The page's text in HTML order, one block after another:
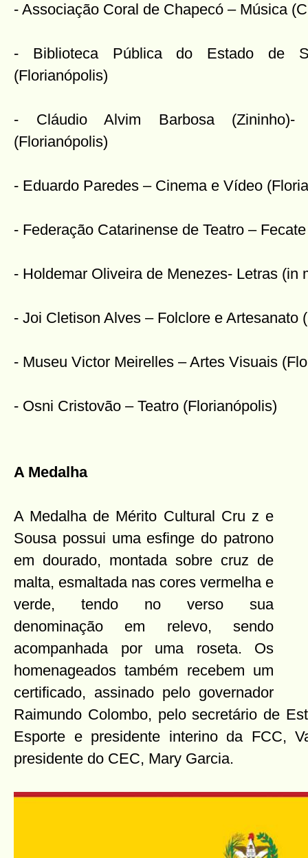
- Associação Coral de Chapecó – Música
- Biblioteca Pública do Estado de
(Florianópolis)
- Cláudio Alvim Barbosa (Zininho)-
(Florianópolis)
- Eduardo Paredes – Cinema e Vídeo
- Federação Catarinense de Teatro –
- Holdemar Oliveira de Menezes- Letras (in
- Joi Cletison Alves – Folclore e Artesanato
- Museu Victor Meirelles – Artes Visuais
- Osni Cristovão – Teatro (Florianópolis)
A Medalha
A Medalha de Mérito Cultural Cru z e
Sousa possui uma esfinge do patrono
em dourado, montada sobre cruz de
malta, esmaltada nas cores vermelha e
verde, tendo no verso sua
denominação em relevo, sendo
acompanhada por uma roseta. Os
homenageados também recebem um
certificado, assinado pelo governador
Raimundo Colombo, pelo secretário de
Esporte e presidente interino da FCC,
presidente do CEC, Mary Garcia.